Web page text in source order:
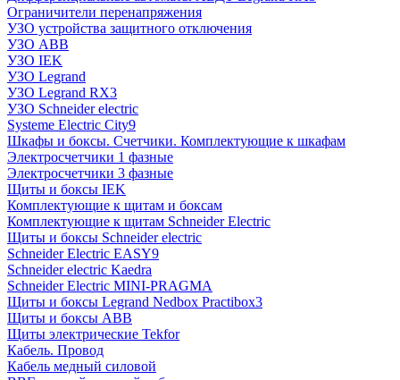
Ограничители перенапряжения
УЗО устройства защитного отключения
УЗО ABB
УЗО IEK
УЗО Legrand
УЗО Legrand RX3
УЗО Schneider electric
Systeme Electric City9
Шкафы и боксы. Счетчики. Комплектующие к шкафам
Электросчетчики 1 фазные
Электросчетчики 3 фазные
Щиты и боксы IEK
Комплектующие к щитам и боксам
Комплектующие к щитам Schneider Electric
Щиты и боксы Schneider electric
Schneider Electric EASY9
Schneider electric Kaedra
Schneider Electric MINI-PRAGMA
Щиты и боксы Legrand Nedbox Practibox3
Щиты и боксы ABB
Щиты электрические Tekfor
Кабель. Провод
Кабель медный силовой